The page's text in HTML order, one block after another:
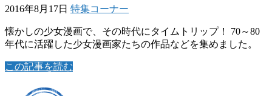
2016年8月17日 特集コーナー
懐かしの少女漫画で、その時代にタイムトリップ！ 70～80
年代に活躍した少女漫画家たちの作品などを集めました。
この記事を読む